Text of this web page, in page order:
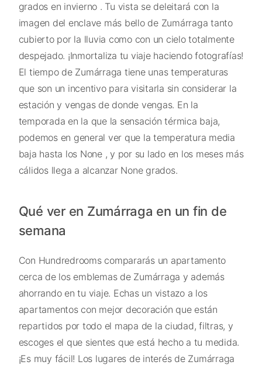
grados en invierno . Tu vista se deleitará con la
imagen del enclave más bello de Zumárraga tanto
cubierto por la lluvia como con un cielo totalmente
despejado. ¡Inmortaliza tu viaje haciendo fotografías!
El tiempo de Zumárraga tiene unas temperaturas
que son un incentivo para visitarla sin considerar la
estación y vengas de donde vengas. En la
temporada en la que la sensación térmica baja,
podemos en general ver que la temperatura media
baja hasta los None , y por su lado en los meses más
cálidos llega a alcanzar None grados.
Qué ver en Zumárraga en un fin de
semana
Con Hundredrooms compararás un apartamento
cerca de los emblemas de Zumárraga y además
ahorrando en tu viaje. Echas un vistazo a los
apartamentos con mejor decoración que están
repartidos por todo el mapa de la ciudad, filtras, y
escoges el que sientes que está hecho a tu medida.
¡Es muy fácil! Los lugares de interés de Zumárraga